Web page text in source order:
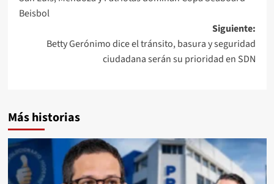
Beisbol
Siguiente:
Betty Gerónimo dice el tránsito, basura y seguridad
ciudadana serán su prioridad en SDN
Más historias